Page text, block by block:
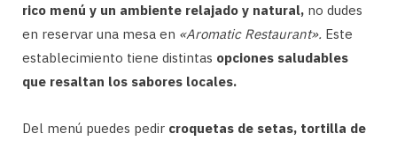
rico menú y un ambiente relajado y natural, no dudes
en reservar una mesa en «Aromatic Restaurant». Este
establecimiento tiene distintas opciones saludables
que resaltan los sabores locales.
Del menú puedes pedir croquetas de setas, tortilla de